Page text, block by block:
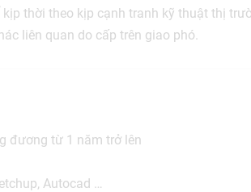
thời theo kịp cạnh tranh kỹ thuật thị
liên quan do cấp trên giao phó.
đương từ 1 năm trở lên
Autocad …